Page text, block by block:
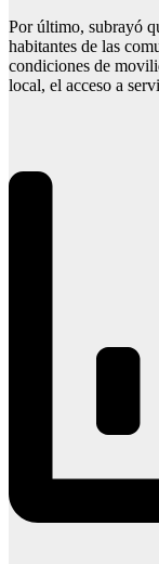
Por último, subrayó
habitantes de las
condiciones de
local, el acceso a